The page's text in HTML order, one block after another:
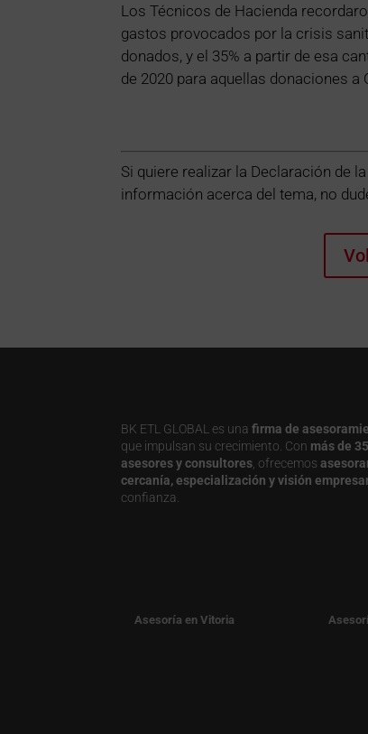
Los Técnicos de Hacienda
gastos provocados por la crisis
donados, y el 35% a partir de esa
de 2020 para aquellas donaciones
Si quiere realizar la Declaración de
información acerca del tema, no
BK ETL GLOBAL es unafirma de
que impulsan su crecimiento. Con más de
asesores y consultores , ofrecemos
cercanía, especialización y visión
confianza.
Asesoría en Vitoria